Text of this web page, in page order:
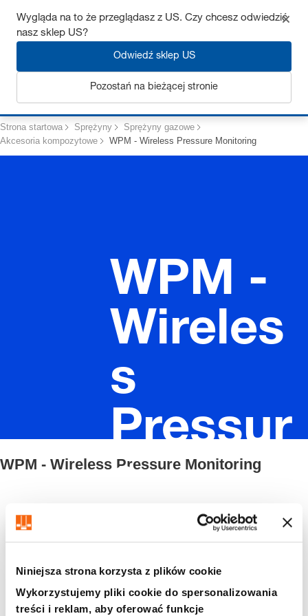
Niniejsza strona korzysta z plików cookie
Wykorzystujemy pliki cookie do spersonalizowania
treści i reklam, aby oferować funkcje
Uzyskaj do 7% zniżki – kliknij tutaj, aby dowiedzieć się więcej
Strona startowa Sprężyny
Sprężyny gazowe
Akcesoria kompozytowe
WPM - Wireless Pressure Monitoring
WPM -
Wireles
s
Pressur
e
Monitori
ng
WPM - Wireless Pressure Monitoring
Filtr/sortowanie
8 Znaleziono artykuł
Wygląda na to że przeglądasz z US. Czy chcesz odwiedzić
nasz sklep US?
Odwiedź sklep US
Pozostań na bieżącej stronie